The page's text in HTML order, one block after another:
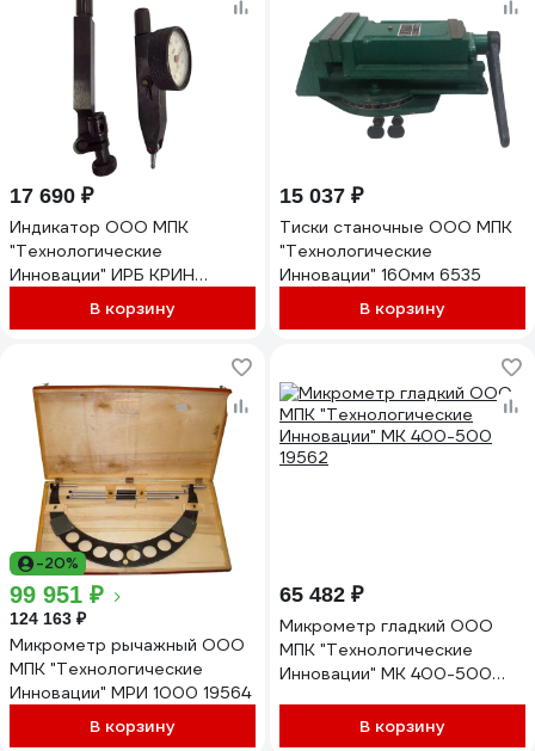
17 690 ₽
Индикатор ООО МПК
"Технологические
Инновации" ИРБ КРИН
рычажно-зубчатый 0,8 мм
В корзину
15 037 ₽
Тиски станочные ООО МПК
"Технологические
Инновации" 160мм 6535
В корзину
-20%
99 951 ₽
124 163 ₽
Микрометр рычажный ООО
МПК "Технологические
Инновации" МРИ 1000 19564
В корзину
65 482 ₽
Микрометр гладкий ООО
МПК "Технологические
Инновации" МК 400-500
В корзину